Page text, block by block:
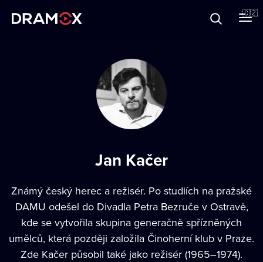
🇨🇿
Jan Kačer
Známý český herec a režisér. Po studiích na pražské
DAMU odešel do Divadla Petra Bezruče v Ostravě,
kde se vytvořila skupina generačně spřízněných
umělců, která později založila Činoherní klub v Praze.
Zde Kačer působil také jako režisér (1965–1974).